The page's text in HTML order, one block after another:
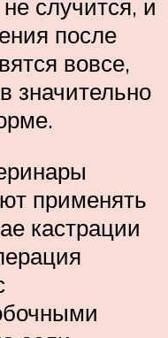
случится, и
после
вовсе,
значительно
применять
кастрации